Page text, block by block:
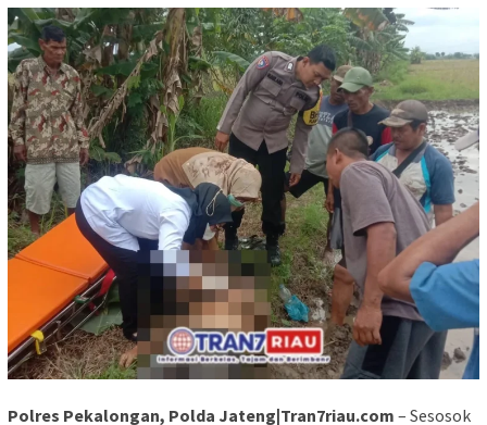
Polres Pekalongan, Polda Jateng|Tran7riau.com – Sesosok